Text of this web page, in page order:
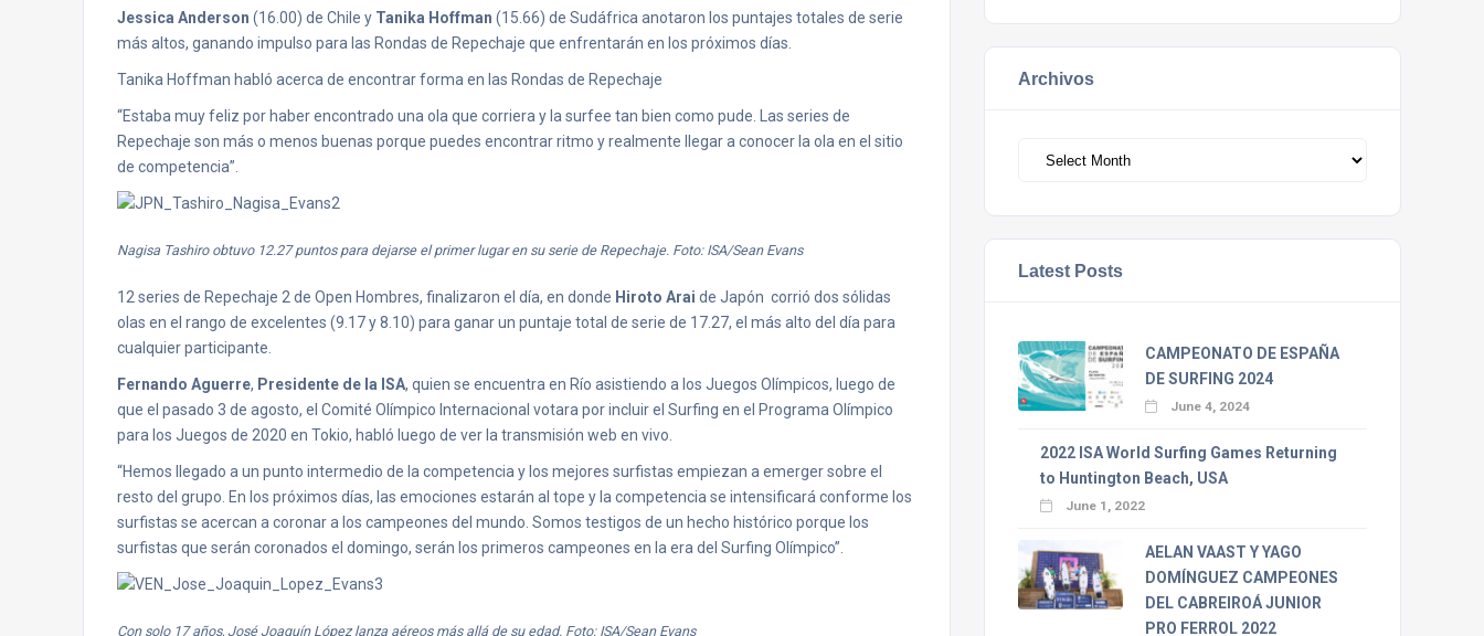
Jessica Anderson (16.00) de Chile y Tanika Hoffman (15.66) de Sudáfrica anotaron los puntajes totales de serie
más altos, ganando impulso para las Rondas de Repechaje que enfrentarán en los próximos días.
Tanika Hoffman habló acerca de encontrar forma en las Rondas de Repechaje
“Estaba muy feliz por haber encontrado una ola que corriera y la surfee tan bien como pude. Las series de
Repechaje son más o menos buenas porque puedes encontrar ritmo y realmente llegar a conocer la ola en el sitio
de competencia”.
Nagisa Tashiro obtuvo 12.27 puntos para dejarse el primer lugar en su serie de Repechaje. Foto: ISA/Sean Evans
12 series de Repechaje 2 de Open Hombres, finalizaron el día, en donde Hiroto Arai de Japón corrió dos sólidas
olas en el rango de excelentes (9.17 y 8.10) para ganar un puntaje total de serie de 17.27, el más alto del día para
cualquier participante.
Fernando Aguerre, Presidente de la ISA, quien se encuentra en Río asistiendo a los Juegos Olímpicos, luego de
que el pasado 3 de agosto, el Comité Olímpico Internacional votara por incluir el Surfing en el Programa Olímpico
para los Juegos de 2020 en Tokio, habló luego de ver la transmisión web en vivo.
“Hemos llegado a un punto intermedio de la competencia y los mejores surfistas empiezan a emerger sobre el
resto del grupo. En los próximos días, las emociones estarán al tope y la competencia se intensificará conforme los
surfistas se acercan a coronar a los campeones del mundo. Somos testigos de un hecho histórico porque los
surfistas que serán coronados el domingo, serán los primeros campeones en la era del Surfing Olímpico”.
Con solo 17 años, José Joaquín López lanza aéreos más allá de su edad. Foto: ISA/Sean Evans
Archivos
Latest Posts
CAMPEONATO DE ESPAÑA
DE SURFING 2024
June 4, 2024
2022 ISA World Surfing Games Returning
to Huntington Beach, USA
June 1, 2022
AELAN VAAST Y YAGO
DOMÍNGUEZ CAMPEONES
DEL CABREIROÁ JUNIOR
PRO FERROL 2022